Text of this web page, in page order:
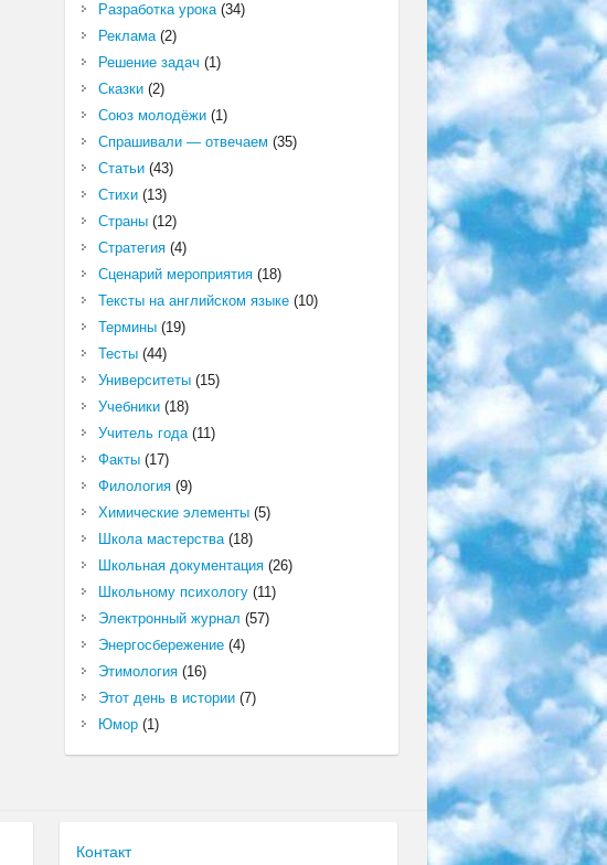
Разработка урока(34)
Реклама(2)
Решение задач (1)
Сказки(2)
Союз молодёжи(1)
Спрашивали — отвечаем (35)
Статьи(43)
Стихи(13)
Страны(12)
Стратегия(4)
Сценарий мероприятия(18)
Тексты на английском языке(10)
Термины(19)
Тесты(44)
Университеты(15)
Учебники(18)
Учитель года(11)
Факты(17)
Филология(9)
Химические элементы(5)
Школа мастерства(18)
Школьная документация(26)
Школьному психологу(11)
Электронный журнал (57)
Энергосбережение(4)
Этимология(16)
Этот день в истории(7)
Юмор(1)
Контакт